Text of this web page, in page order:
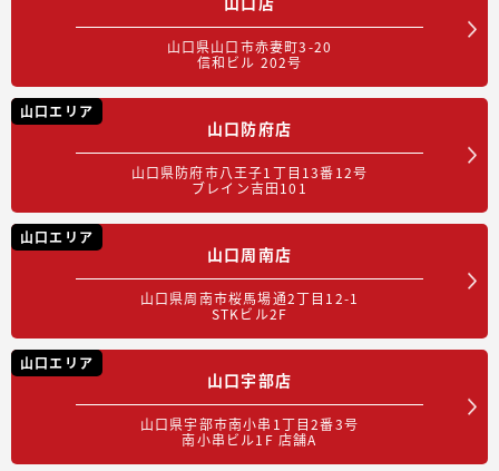
山口県山口市赤妻町3-20
信和ビル 202号
山口エリア
山口防府店
山口県防府市八王子1丁目13番12号
ブレイン吉田101
山口エリア
山口周南店
山口県周南市桜馬場通2丁目12-1
STKビル2F
山口エリア
山口宇部店
山口県宇部市南小串1丁目2番3号
南小串ビル1F 店舗A